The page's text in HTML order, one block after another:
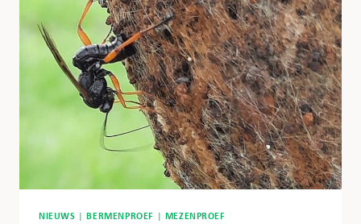
NIEUWS |BERMENPROEF | MEZENPROEF